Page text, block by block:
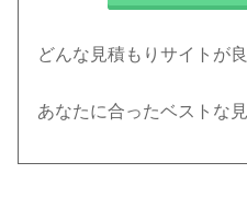
どんな見積もりサイトが
あなたに合ったベストな